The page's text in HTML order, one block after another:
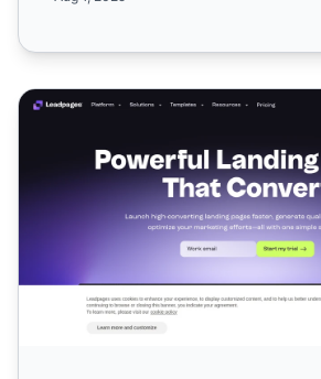
Programa de Afiliados de Leadpages